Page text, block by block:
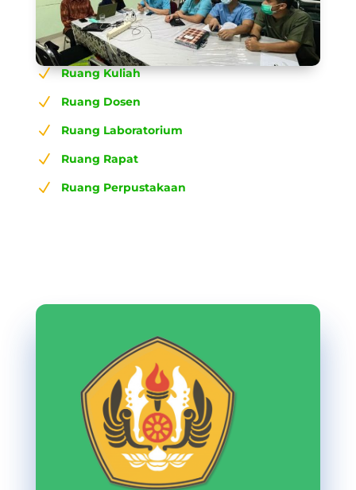
N Ruang Kuliah
N Ruang Dosen
N Ruang Laboratorium
N Ruang Rapat
N Ruang Perpustakaan